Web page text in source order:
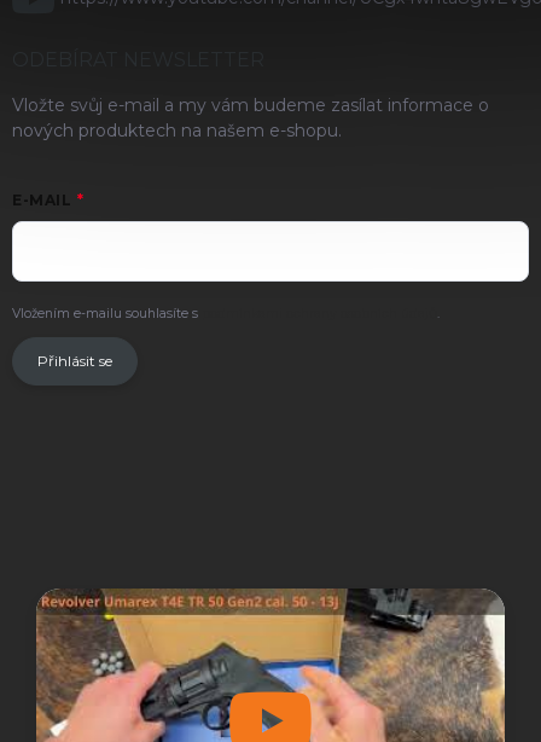
Vložte svůj e-mail a my vám budeme zasílat informace o
nových produktech na našem e-shopu.
E-MAIL
Vložením e-mailu souhlasíte s .
Přihlásit se